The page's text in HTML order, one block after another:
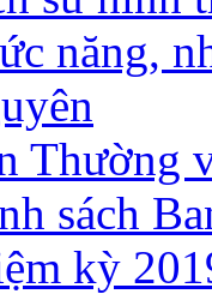
năng,
Thường
sách
kỳ